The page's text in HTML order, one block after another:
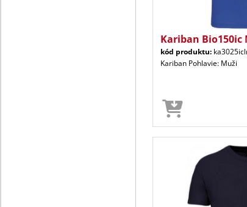
Kariban Bio150ic
kód produktu:
Kariban Pohlavie: Muži